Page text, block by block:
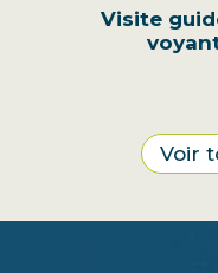
Visite
Voir